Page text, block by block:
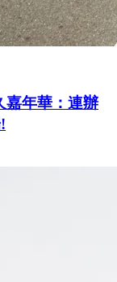
嘉年華：連辦